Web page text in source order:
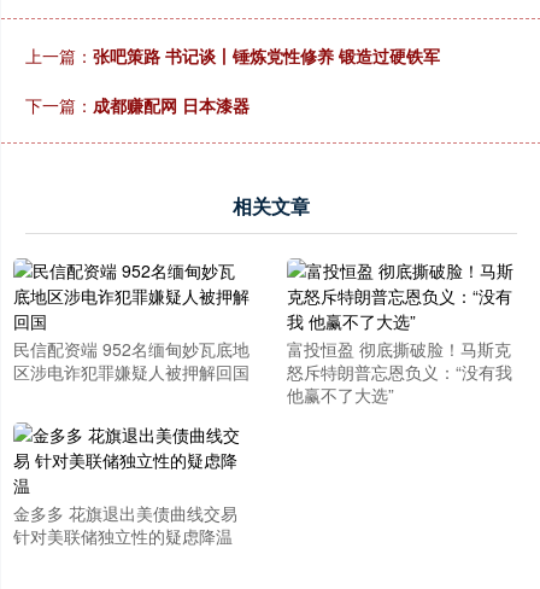
上一篇： 张吧策路 书记谈丨锤炼党性修养 锻造过硬铁军
下一篇： 成都赚配网 日本漆器
相关文章
民信配资端 952名缅甸妙瓦底地
区涉电诈犯罪嫌疑人被押解回国
富投恒盈 彻底撕破脸！马斯克
怒斥特朗普忘恩负义：“没有我
他赢不了大选”
金多多 花旗退出美债曲线交易
针对美联储独立性的疑虑降温